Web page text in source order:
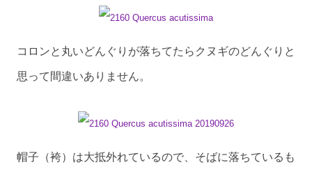
コロンと丸いどんぐりが落ちてたらクヌギのどんぐりと
思って間違いありません。
帽子（袴）は大抵外れているので、そばに落ちているも